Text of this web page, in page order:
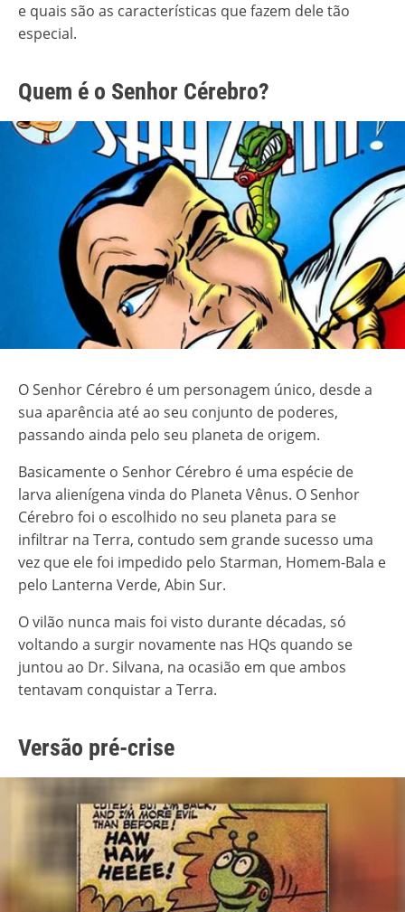
e quais são as características que fazem dele tão
especial.
Quem é o Senhor Cérebro?
O Senhor Cérebro é um personagem único, desde a
sua aparência até ao seu conjunto de poderes,
passando ainda pelo seu planeta de origem.
Basicamente o Senhor Cérebro é uma espécie de
larva alienígena vinda do Planeta Vênus. O Senhor
Cérebro foi o escolhido no seu planeta para se
infiltrar na Terra, contudo sem grande sucesso uma
vez que ele foi impedido pelo Starman, Homem-Bala e
pelo Lanterna Verde, Abin Sur.
O vilão nunca mais foi visto durante décadas, só
voltando a surgir novamente nas HQs quando se
juntou ao Dr. Silvana, na ocasião em que ambos
tentavam conquistar a Terra.
Versão pré-crise